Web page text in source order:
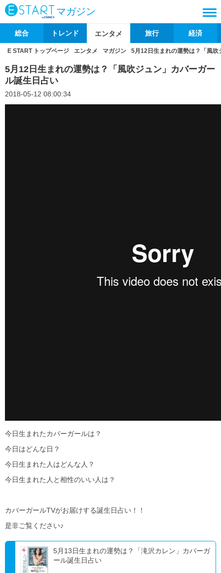
マガジン
総合 トレンド エンタメ 旅行 経済
E START トップページ エンタメ マガジン 5月12日生まれの運勢は？「風
5月12日生まれの運勢は？「風吹ジュン」カバーガー
ル誕生日占い
2018-05-12 08:00:34
今日生まれたカバーガールは？
今日はどんな日？
今日生まれた人はどんな人？
今日生まれた人と相性のいい人は？
カバーガールTVがお届けする誕生日占い！！
是非ご覧ください♪
5月13日生まれの運勢は？「滝沢カレン」カバーガ
ール誕生日占い